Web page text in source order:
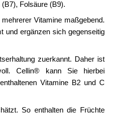
Folsäure (B9).
Vitamine maßgebend.
und ergänzen sich gegenseitig
zuerkannt. Daher ist
Cellin® kann Sie hierbei
Vitamine B2 und C
So enthalten die Früchte